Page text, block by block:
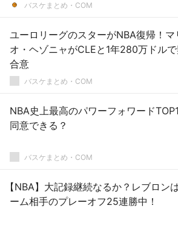
バスケまとめ・COM
ユーロリーグのスターがNBA復帰！マ
オ・ヘゾニャがCLEと1年280万ドル
合意
バスケまとめ・COM
NBA史上最高のパワーフォワード
同意できる？
バスケまとめ・COM
【NBA】大記録継続なるか？レブロン
ーム相手のプレーオフ25連勝中！